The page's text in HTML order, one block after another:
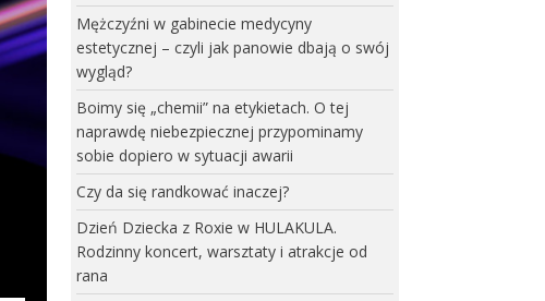
Mężczyźni w gabinecie medycyny
estetycznej – czyli jak panowie dbają o swój
wygląd?
Boimy się „chemii” na etykietach. O tej
naprawdę niebezpiecznej przypominamy
sobie dopiero w sytuacji awarii
Czy da się randkować inaczej?
Dzień Dziecka z Roxie w HULAKULA.
Rodzinny koncert, warsztaty i atrakcje od
rana